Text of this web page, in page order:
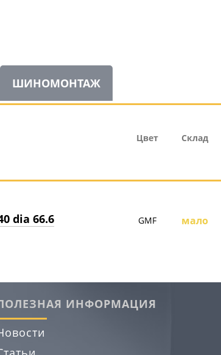
ШИНОМОНТАЖ
Цвет Склад
dia 66.6 GMF мало
ИНФОРМАЦИЯ